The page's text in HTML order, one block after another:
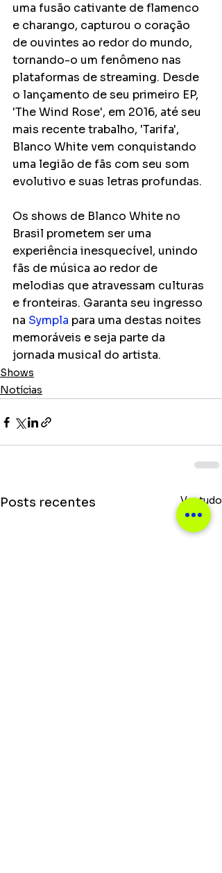
uma fusão cativante de flamenco
e charango, capturou o coração
de ouvintes ao redor do mundo,
tornando-o um fenômeno nas
plataformas de streaming. Desde
o lançamento de seu primeiro EP,
'The Wind Rose', em 2016, até seu
mais recente trabalho, 'Tarifa',
Blanco White vem conquistando
uma legião de fãs com seu som
evolutivo e suas letras profundas.
Os shows de Blanco White no
Brasil prometem ser uma
experiência inesquecível, unindo
fãs de música ao redor de
melodias que atravessam culturas
e fronteiras. Garanta seu ingresso
na Sympla para uma destas noites
memoráveis e seja parte da
jornada musical do artista.
Shows
Notícias
Posts recentes Ver tudo